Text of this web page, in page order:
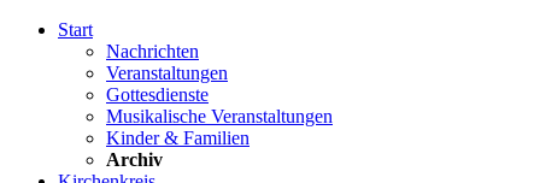
Start
Nachrichten
Veranstaltungen
Gottesdienste
Musikalische Veranstaltungen
Kinder & Familien
Archiv